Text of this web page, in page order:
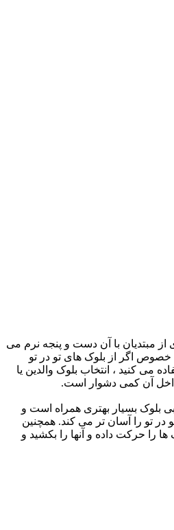
مبتدیان با آن دست و پنجه نرم می
اگر از بلوک های تو در تو
می کنید ، انتخاب بلوک والدین یا
آن کمی دشوار است.
مسیریابی بلوک بسیار بهتری همراه است و
در تو را آسان تر می کند. همچنین
ها را حرکت داده و آنها را بکشید و